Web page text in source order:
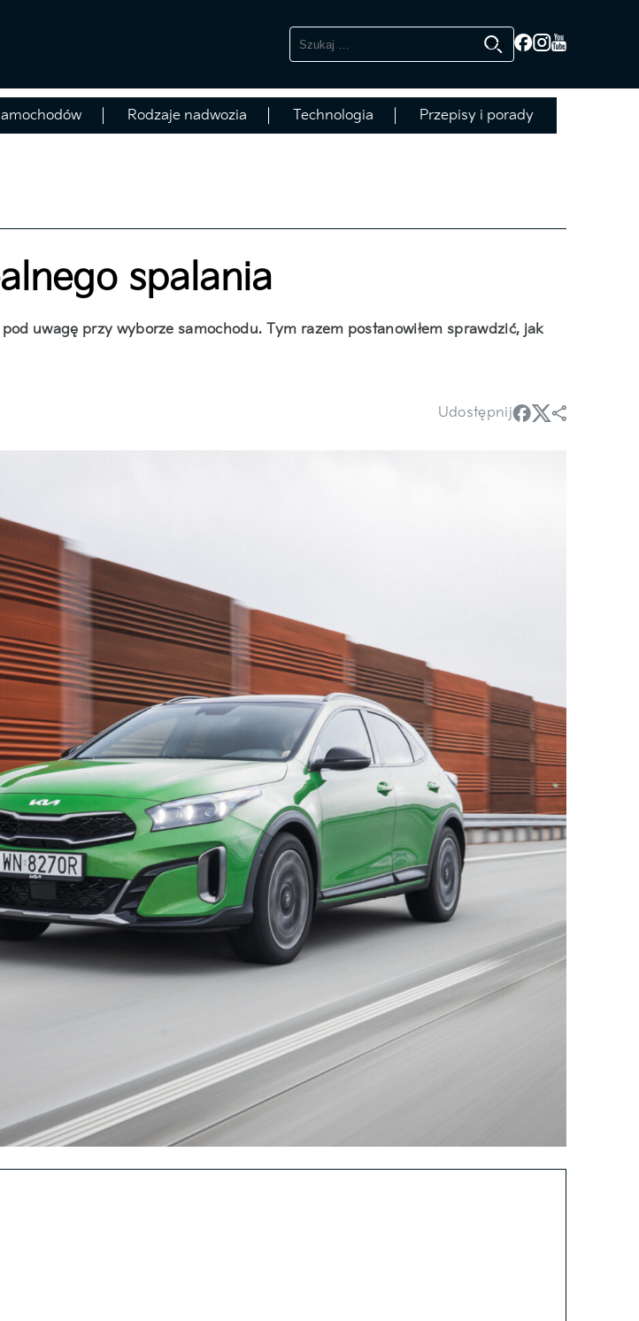
Szukaj:
Rodzaje nadwozia Technologia Przepisy i porady
spalania
uwagę przy wyborze samochodu. Tym razem postanowiłem sprawdzić, jak
Udostępnij